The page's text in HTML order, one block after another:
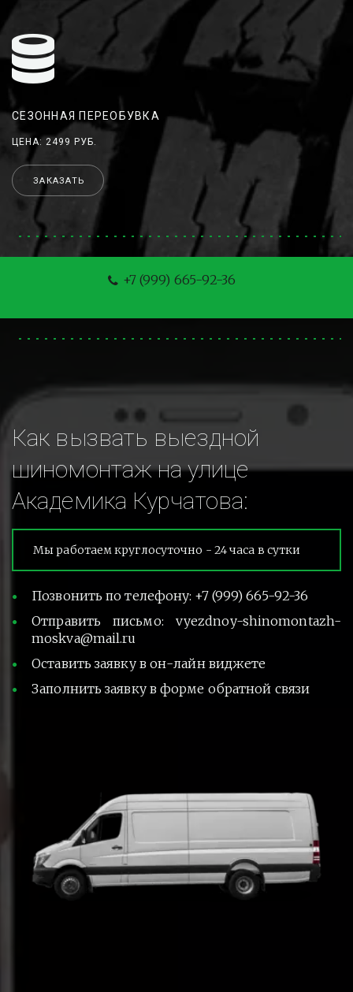
СЕЗОННАЯ ПЕРЕОБУВКА
ЦЕНА: 2499 РУБ.
ЗАКАЗАТЬ
+7 (999) 665-92-36
Как вызвать выездной
шиномонтаж на улице
Академика Курчатова:
Мы работаем круглосуточно - 24 часа в сутки
Позвонить по телефону: +7 (999) 665-92-36
Отправить письмо: vyezdnoy-shinomontazh-
moskva@mail.ru
Оставить заявку в он-лайн виджете
Заполнить заявку в форме обратной связи